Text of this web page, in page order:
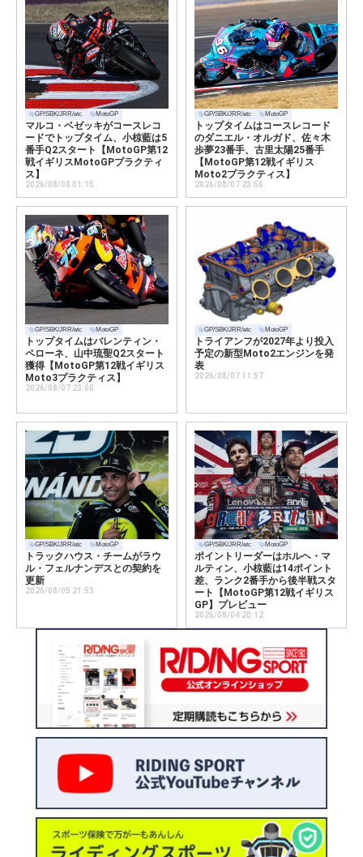
GP/SBK/JRR/etc MotoGP
マルコ・ベゼッキがコースレコ
ードでトップタイム、小椋藍は5
番手Q2スタート【MotoGP第12
戦イギリスMotoGPプラクティ
ス】
2026/08/08 01:15
GP/SBK/JRR/etc MotoGP
トップタイムはコースレコード
のダニエル・オルガド、佐々木
歩夢23番手、古里太陽25番手
【MotoGP第12戦イギリス
Moto2プラクティス】
2026/08/07 23:56
GP/SBK/JRR/etc MotoGP
トップタイムはバレンティン・
ペローネ、山中琉聖Q2スタート
獲得【MotoGP第12戦イギリス
Moto3プラクティス】
2026/08/07 23:00
GP/SBK/JRR/etc MotoGP
トライアンフが2027年より投入
予定の新型Moto2エンジンを発
表
2026/08/07 11:57
GP/SBK/JRR/etc MotoGP
トラックハウス・チームがラウ
ル・フェルナンデスとの契約を
更新
2026/08/05 21:53
GP/SBK/JRR/etc MotoGP
ポイントリーダーはホルヘ・マ
ルティン、小椋藍は14ポイント
差、ランク2番手から後半戦スタ
ート【MotoGP第12戦イギリス
GP】プレビュー
2026/08/04 20:12